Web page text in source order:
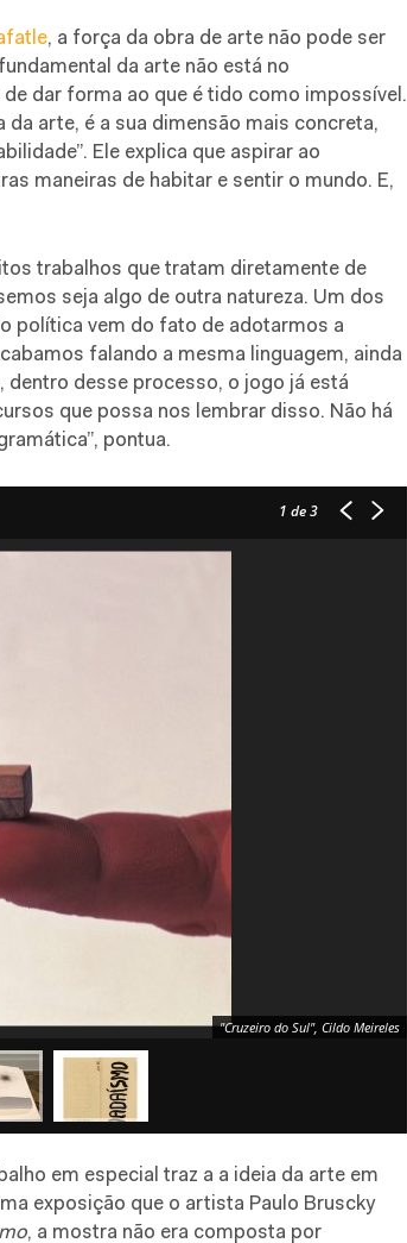
, a força da obra de arte não pode ser
da arte não está no
dar forma ao que é tido como impossível.
arte, é a sua dimensão mais concreta,
Ele explica que aspirar ao
maneiras de habitar e sentir o mundo. E,
trabalhos que tratam diretamente de
seja algo de outra natureza. Um dos
política vem do fato de adotarmos a
falando a mesma linguagem, ainda
dentro desse processo, o jogo já está
que possa nos lembrar disso. Não há
pontua.
1 de 3
"Cruzeiro do Sul", Cildo Meireles
em especial traz a a ideia da arte em
exposição que o artista Paulo Bruscky
, a mostra não era composta por